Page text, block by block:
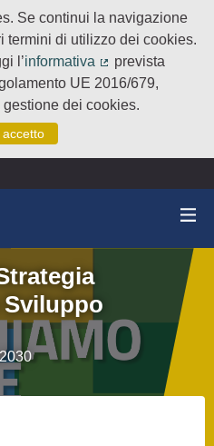
Se continui la navigazione
termini di utilizzo dei cookies.
l’informativa
(Collegamento
prevista
UE 2016/679,
dei cookies.
accetto